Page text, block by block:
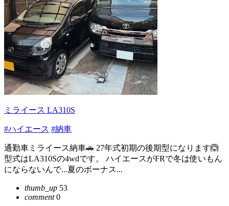
ミライース LA310S
#ハイエース #納車
通勤車ミライース納車🚗 27年式初期の後期型になります🙆
型式はLA310Sの4wdです。 ハイエースがFRで冬は使いもん
にならないんで...夏のボーナス...
thumb_up 53
comment0